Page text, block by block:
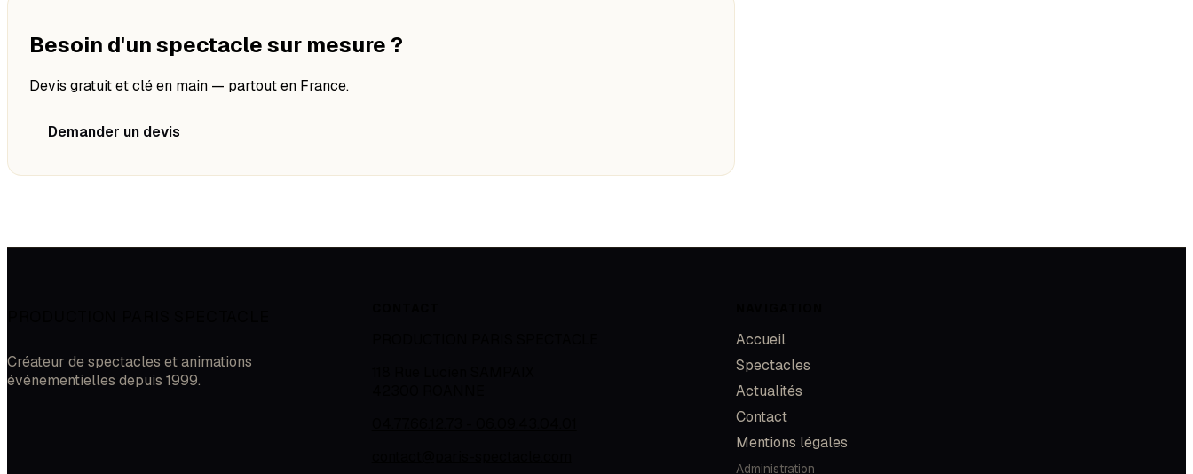
Besoin d'un spectacle sur mesure ?
Devis gratuit et clé en main — partout en France.
Demander un devis
Créateur de spectacles et animations
événementielles depuis 1999.
Accueil
Spectacles
Actualités
Contact
Mentions légales
Administration